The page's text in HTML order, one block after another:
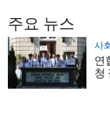
주요 뉴스
사
연
청